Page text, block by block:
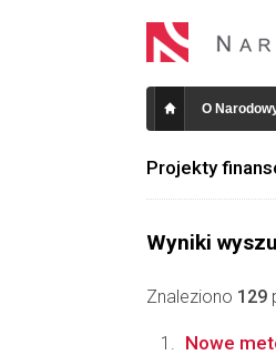
O
Projekty
Wyniki
Znaleziono 129
Nowe